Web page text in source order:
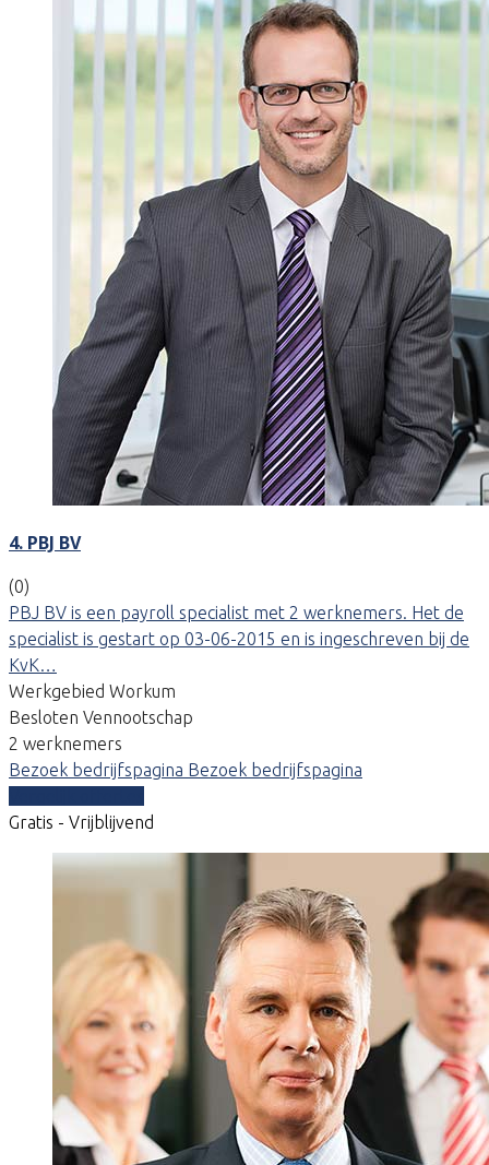
4. PBJ BV
(0)
PBJ BV is een payroll specialist met 2 werknemers. Het de
specialist is gestart op 03-06-2015 en is ingeschreven bij de
KvK…
Werkgebied Workum
Besloten Vennootschap
2 werknemers
Bezoek bedrijfspagina Bezoek bedrijfspagina
Gratis - Vrijblijvend